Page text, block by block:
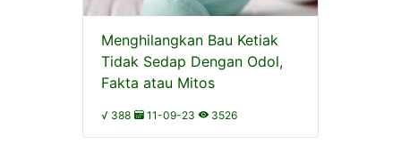
Menghilangkan Bau Ketiak
Tidak Sedap Dengan Odol,
Fakta atau Mitos
√ 388 11-09-23 3526